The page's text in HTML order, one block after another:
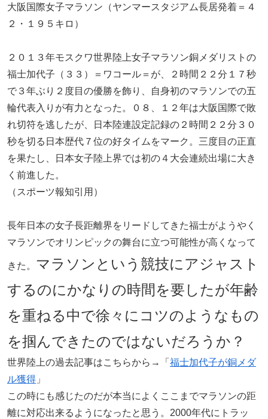
大阪国際女子マラソン（ヤンマースタジアム長居発着＝４
２・１９５キロ）
２０１３年モスクワ世界陸上女子マラソン銅メダリストの
福士加代子（３３）＝ワコール＝が、２時間２２分１７秒
で３年ぶり２度目の優勝を飾り、自身初のマラソンでの五
輪代表入りが有力となった。０８、１２年は大阪国際で敗
れ切符を逃したが、日本陸連設定記録の２時間２２分３０
秒を切る日本歴代７位の好タイムをマーク。三度目の正直
を果たし、日本女子陸上界では初の４大会連続出場に大き
く前進した。
（スポーツ報知引用）
長年日本の女子長距離界をリードしてきた福士がようやく
マラソンでオリンピックの舞台に立つ可能性が高くなって
きた。 マラソンという競技にアジャスト
するのにかなりの時間を要したが年齢
を重ねる中で徐々にコツのようなもの
を掴んできたのではないだろうか？
世界陸上の過去記事はこちらから→「 福士加代子が銅メダ
ル獲得 」
この時にも感じたのだが本当によくここまでマラソンの距
離に対応出来るようになったと思う。2000年代にトラッ